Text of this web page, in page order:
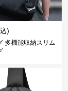
)
多機能収納スリム